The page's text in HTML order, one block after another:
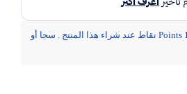
يحصل الأعضاء على 140 Points نقاط عند شراء هذا المنتج . سجا أو